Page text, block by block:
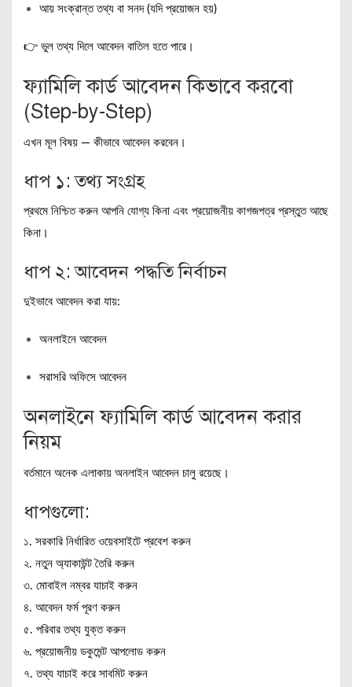
আয় সংক্রান্ত তথ্য বা সনদ (যদি প্রয়োজন হয়)
👉 ভুল তথ্য দিলে আবেদন বাতিল হতে পারে।
ফ্যামিলি কার্ড আবেদন কিভাবে করবো
(Step-by-Step)
এখন মূল বিষয় — কীভাবে আবেদন করবেন।
ধাপ ১: তথ্য সংগ্রহ
প্রথমে নিশ্চিত করুন আপনি যোগ্য কিনা এবং প্রয়োজনীয় কাগজপত্র প্রস্তুত আছে
কিনা।
ধাপ ২: আবেদন পদ্ধতি নির্বাচন
দুইভাবে আবেদন করা যায়:
অনলাইনে আবেদন
সরাসরি অফিসে আবেদন
অনলাইনে ফ্যামিলি কার্ড আবেদন করার
নিয়ম
বর্তমানে অনেক এলাকায় অনলাইন আবেদন চালু রয়েছে।
ধাপগুলো:
১. সরকারি নির্ধারিত ওয়েবসাইটে প্রবেশ করুন
২. নতুন অ্যাকাউন্ট তৈরি করুন
৩. মোবাইল নম্বর যাচাই করুন
৪. আবেদন ফর্ম পূরণ করুন
৫. পরিবার তথ্য যুক্ত করুন
৬. প্রয়োজনীয় ডকুমেন্ট আপলোড করুন
৭. তথ্য যাচাই করে সাবমিট করুন